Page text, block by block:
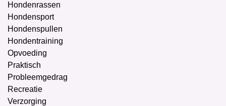
Hondenrassen
Hondensport
Hondenspullen
Hondentraining
Opvoeding
Praktisch
Probleemgedrag
Recreatie
Verzorging